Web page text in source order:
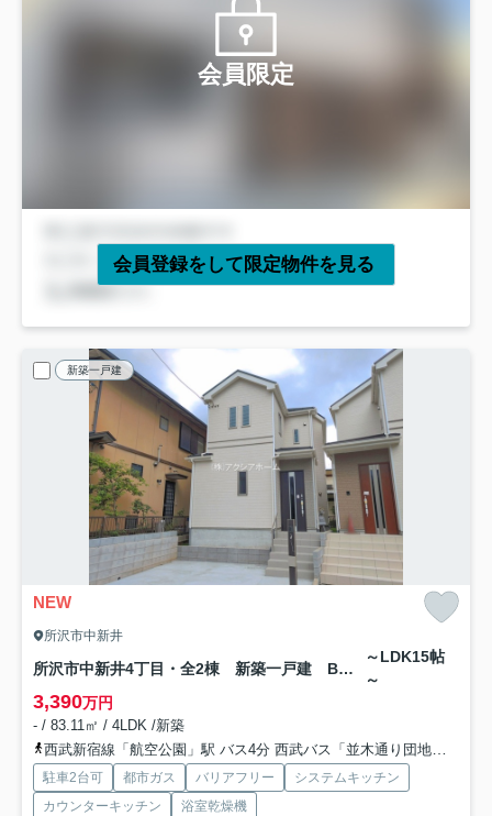
会員限定
会員登録をして限定物件を見る
新築一戸建
NEW
所沢市中新井
所沢市中新井4丁目・全2棟 新築一戸建 B号棟
～LDK15帖
～
3,390万円
- / 83.11㎡ / 4LDK /新築
西武新宿線「航空公園」駅 バス4分 西武バス「並木通り団地入口」 停歩9分
駐車2台可 都市ガス バリアフリー
システムキッチン
カウンターキッチン
浴室乾燥機